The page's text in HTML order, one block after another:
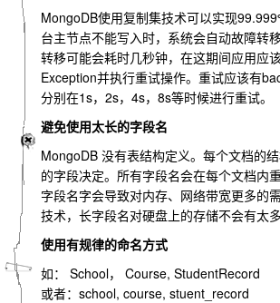
MongoDB使用复制集技术可以实现
台主节点不能写入时，系统会自动故障转
转移可能会耗时几秒钟，在这期间应用应
Exception并执行重试操作。重试应该有
分别在1s，2s，4s，8s等时候进行重试。
避免使用太长的字段名
MongoDB 没有表结构定义。每个文档的
的字段决定。所有字段名会在每个文档内
字段名字会导致对内存、网络带宽更多的
技术，长字段名对硬盘上的存储不会有太多
使用有规律的命名方式
如： School， Course, StudentRecord
或者：school, course, stuent_record